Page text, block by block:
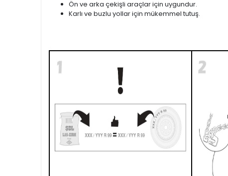
Ön ve arka çekişli araçlar için uygundur.
Karlı ve buzlu yollar için mükemmel tutuş.